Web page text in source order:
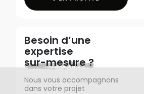
Besoin d’une
expertise
sur-mesure ?
Nous vous accompagnons
dans votre projet